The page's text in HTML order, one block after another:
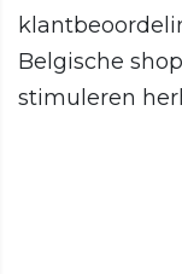
Belgische
stimuleren